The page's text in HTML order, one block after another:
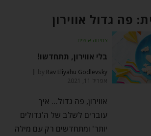
פה גדול אווירון
צמיחה אישית
בלי אווירון, תתחדשו!
by Rav Eliyahu Godlevsky
אפריל 11, 2021
אווירון, פה גדול… איך
עוברים לשלב של ה'גדולים
יותר' ומתחדשים רק עם מילה